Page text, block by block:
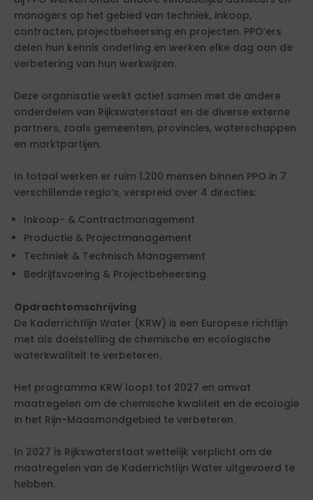
managers op het gebied van techniek, inkoop,
contracten, projectbeheersing en projecten. PPO’ers
delen hun kennis onderling en werken elke dag aan de
verbetering van hun werkwijzen.
Deze organisatie werkt actief samen met de andere
onderdelen van Rijkswaterstaat en de diverse externe
partners, zoals gemeenten, provincies, waterschappen
en marktpartijen.
In totaal werken er ruim 1.200 mensen binnen PPO in 7
verschillende regio’s, verspreid over 4 directies:
Inkoop- & Contractmanagement
Productie & Projectmanagement
Techniek & Technisch Management
Bedrijfsvoering & Projectbeheersing
Opdrachtomschrijving
De Kaderrichtlijn Water (KRW) is een Europese richtlijn
met als doelstelling de chemische en ecologische
waterkwaliteit te verbeteren.
Het programma KRW loopt tot 2027 en omvat
maatregelen om de chemische kwaliteit en de ecologie
in het Rijn-Maasmondgebied te verbeteren.
In 2027 is Rijkswaterstaat wettelijk verplicht om de
maatregelen van de Kaderrichtlijn Water uitgevoerd te
hebben.